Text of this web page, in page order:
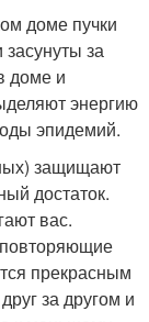
доме пучки
за
доме и
энергию
эпидемий.
защищают
достаток.
вас.
прекрасным
за другом и